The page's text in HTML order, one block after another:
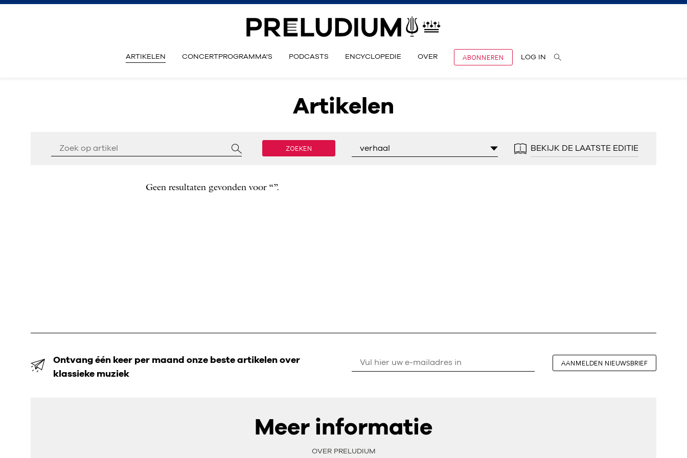
ARTIKELEN CONCERTPROGRAMMA'S PODCASTS ENCYCLOPEDIE OVER ABONNEREN LOG IN
Artikelen
ZOEKEN verhaal BEKIJK DE LAATSTE EDITIE
Geen resultaten gevonden voor “”.
Ontvang één keer per maand onze beste artikelen over
klassieke muziek
AANMELDEN NIEUWSBRIEF
Meer informatie
OVER PRELUDIUM